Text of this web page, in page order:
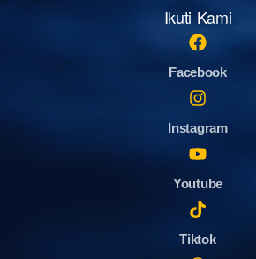
Ikuti Kami
Facebook
Instagram
Youtube
Tiktok